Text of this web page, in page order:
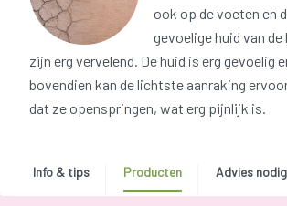
ook op de voeten en
gevoelige huid van de
zijn erg vervelend. De huid is erg gevoelig
bovendien kan de lichtste aanraking
dat ze openspringen, wat erg pijnlijk is.
Info & tips Producten Advies